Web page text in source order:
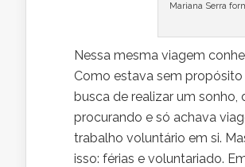
Mariana Serra
Nessa mesma viagem
Como estava sem
busca de realizar um sonho,
procurando e só achava
trabalho voluntário em si.
isso: férias e voluntariado.